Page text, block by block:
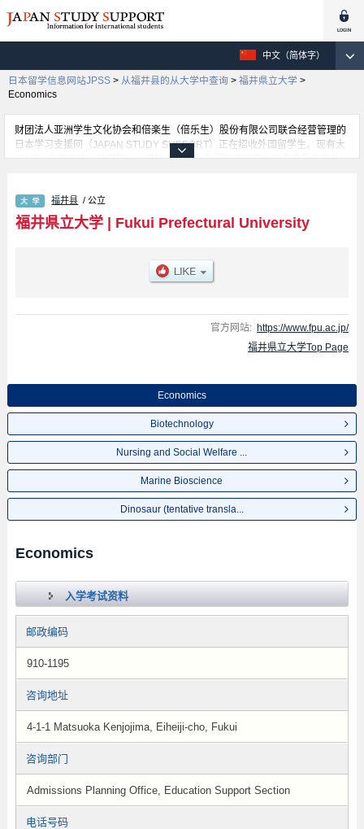
中文（简体字）
日本留学信息网站JPSS > 从福井县的从大学中查询 > 福井県立大学 >
Economics
财团法人亚洲学生文化协会和倍楽生（倍乐生）股份有限公司联合经营管理的
日本学习支援网（JAPAN STUDY SUPPORT）正在招收外国留学生。现有大
约1300个学校的大学学部、大学院、短大、专门学校的招生信息正登载于此
Biotechnology 学部、Nursing and Social Welfare Sciences 学部、Marine
Bioscience 学部、Dinosaur (tentative translation) 学部等各学部的不同信
息。招收名额、合格人数等考试信息，以及设施介绍、联系方式等外国留学生
福井县 / 公立
福井県立大学| Fukui Prefectural University
官方网站: https://www.fpu.ac.jp/
福井県立大学Top Page
Economics
Biotechnology
Nursing and Social Welfare ...
Marine Bioscience
Dinosaur (tentative transla...
Economics
入学考试资料
邮政编码
910-1195
咨询地址
4-1-1 Matsuoka Kenjojima, Eiheiji-cho, Fukui
咨询部门
Admissions Planning Office, Education Support Section
电话号码